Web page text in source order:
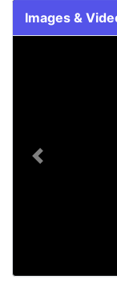
Images &
Previous